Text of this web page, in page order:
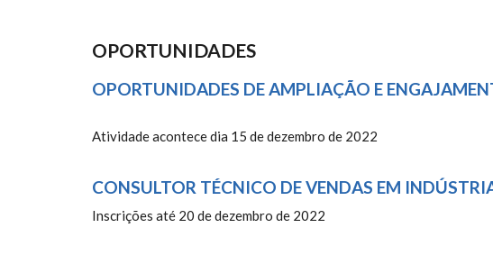
OPORTUNIDADES
OPORTUNIDADES DE AMPLIAÇÃO E
Atividade acontece dia 15 de dezembro de 2022
CONSULTOR TÉCNICO DE VENDAS EM
Inscrições até 20 de dezembro de 2022